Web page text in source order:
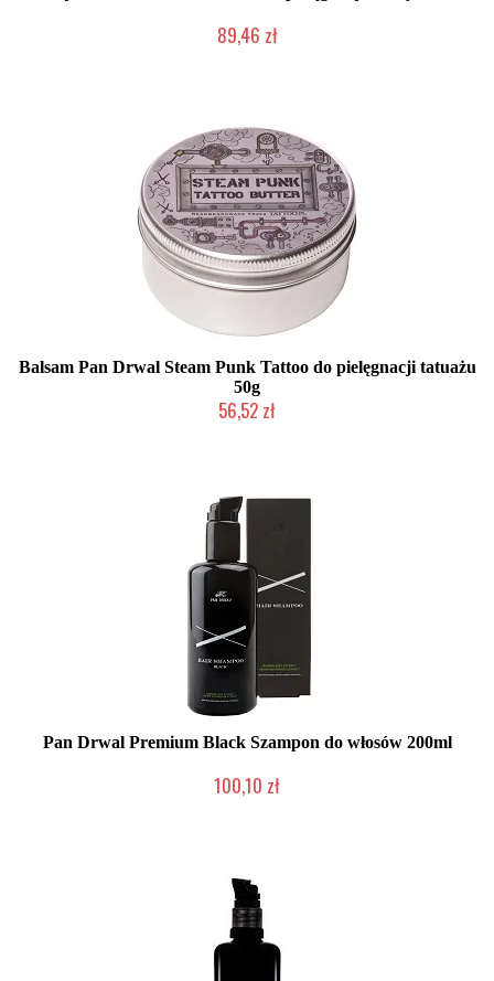
89,46 zł
Balsam Pan Drwal Steam Punk Tattoo do pielęgnacji tatuażu
50g
56,52 zł
Pan Drwal Premium Black Szampon do włosów 200ml
100,10 zł